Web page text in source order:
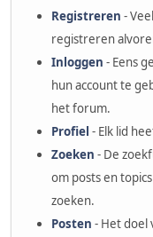
Registreren -
registreren
Inloggen - Eens
hun account te
het forum.
Profiel - Elk lid
Zoeken - De
om posts en
zoeken.
Posten - Het doel